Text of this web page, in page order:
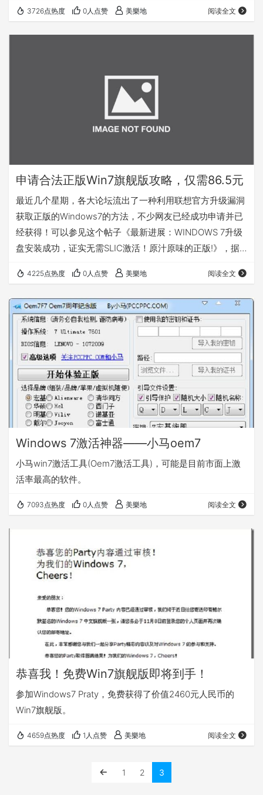
盒，包装精美，其中包括32位旗舰版简体中文系统和
Microsoft Security Essentials（MSE微软杀毒软件）光盘
3726点热度 0人点赞 美樂地 阅读全文
申请合法正版Win7旗舰版攻略，仅需86.5元
最近几个星期，各大论坛流出了一种利用联想官方升级漏洞
获取正版的Windows7的方法，不少网友已经成功申请并已
经获得！可以参见这个帖子《最新进展：WINDOWS 7升级
盘安装成功，证实无需SLIC激活！原汁原味的正版!》，据
级组件是有2张光盘和1个COA组成。第一张光盘是纯正的系
统安装光盘，可全新安装，以旗舰版为例，和市面上卖的
2460RMB的零售版一样的！光盘封套上有个正版COA序列
号，只要在安装时输入即可，激活即可！就是100%正版！
而且此序列号不仅可用于联…
4225点热度 0人点赞 美樂地 阅读全文
Windows 7激活神器——小马oem7
小马win7激活工具(Oem7激活工具)，可能是目前市面上激
活率最高的软件。
7093点热度 0人点赞 美樂地 阅读全文
恭喜我！免费Win7旗舰版即将到手！
参加Windows7 Praty，免费获得了价值2460元人民币的
Win7旗舰版。
4659点热度 1人点赞 美樂地 阅读全文
1 2 3